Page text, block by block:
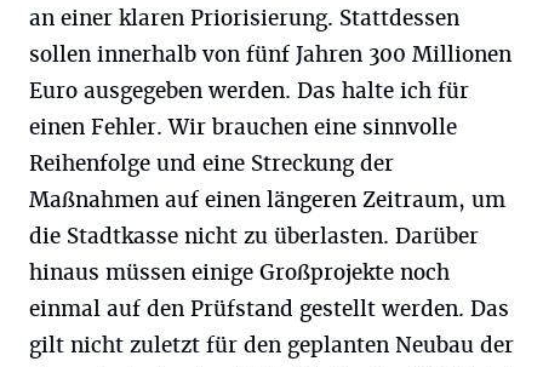
an einer klaren Priorisierung. Stattdessen
sollen innerhalb von fünf Jahren 300 Millionen
Euro ausgegeben werden. Das halte ich für
einen Fehler. Wir brauchen eine sinnvolle
Reihenfolge und eine Streckung der
Maßnahmen auf einen längeren Zeitraum, um
die Stadtkasse nicht zu überlasten. Darüber
hinaus müssen einige Großprojekte noch
einmal auf den Prüfstand gestellt werden. Das
gilt nicht zuletzt für den geplanten Neubau der